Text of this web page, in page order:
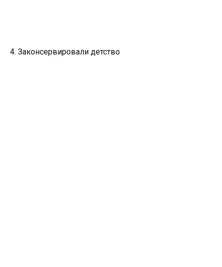
4. Законсервировали детство